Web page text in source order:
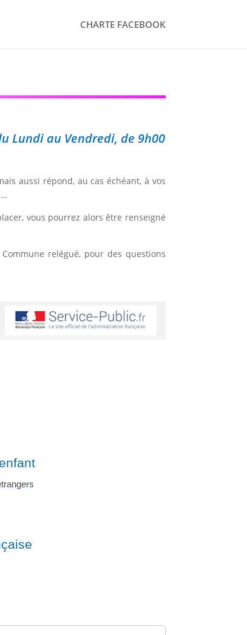
CHARTE FACEBOOK
Lundi au Vendredi, de 9h00
aussi répond, au cas échéant, à vos
vous pourrez alors être renseigné
relégué, pour des questions